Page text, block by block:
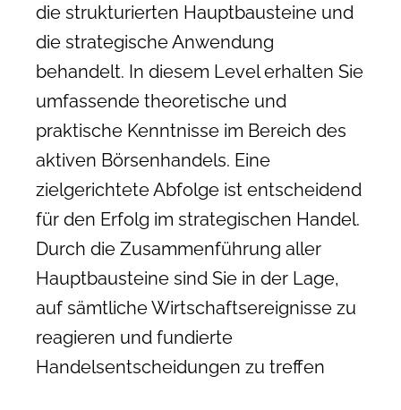
die strukturierten Hauptbausteine und
die strategische Anwendung
behandelt. In diesem Level erhalten Sie
umfassende theoretische und
praktische Kenntnisse im Bereich des
aktiven Börsenhandels. Eine
zielgerichtete Abfolge ist entscheidend
für den Erfolg im strategischen Handel.
Durch die Zusammenführung aller
Hauptbausteine sind Sie in der Lage,
auf sämtliche Wirtschaftsereignisse zu
reagieren und fundierte
Handelsentscheidungen zu treffen